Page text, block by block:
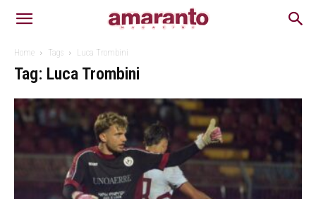
Home Tags Luca Trombini
Tag: Luca Trombini